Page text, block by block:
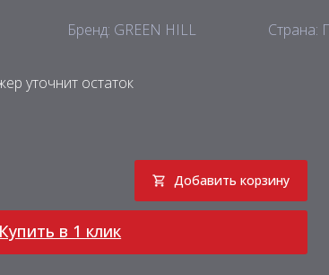
Бренд: GREEN HILL Страна:
уточнит остаток
Добавить корзину
Купить в 1 клик